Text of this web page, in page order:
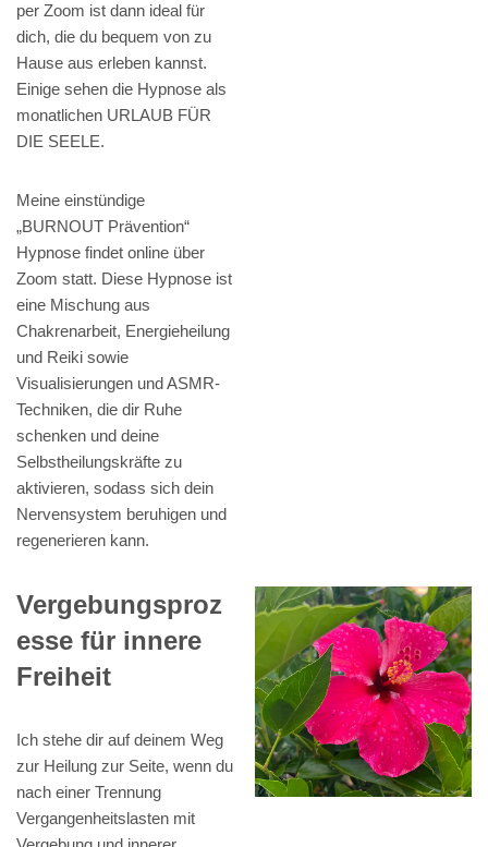
per Zoom ist dann ideal für
dich, die du bequem von zu
Hause aus erleben kannst.
Einige sehen die Hypnose als
monatlichen URLAUB FÜR
DIE SEELE.
Meine einstündige
„BURNOUT Prävention“
Hypnose findet online über
Zoom statt. Diese Hypnose ist
eine Mischung aus
Chakrenarbeit, Energieheilung
und Reiki sowie
Visualisierungen und ASMR-
Techniken, die dir Ruhe
schenken und deine
Selbstheilungskräfte zu
aktivieren, sodass sich dein
Nervensystem beruhigen und
regenerieren kann.
Vergebungsproz
esse für innere
Freiheit
Ich stehe dir auf deinem Weg
zur Heilung zur Seite, wenn du
nach einer Trennung
Vergangenheitslasten mit